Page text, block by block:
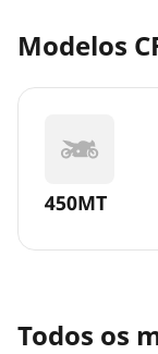
Modelos
450MT
Todos os